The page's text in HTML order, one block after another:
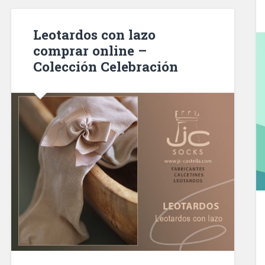
Leotardos con lazo
comprar online –
Colección Celebración